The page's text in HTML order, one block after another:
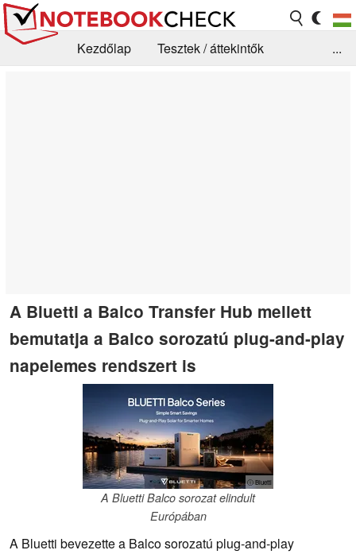
Kezdőlap
Tesztek / áttekintők
...
A Bluetti a Balco Transfer Hub mellett
bemutatja a Balco sorozatú plug-and-play
napelemes rendszert is
ⓘ Bluetti
A Bluetti Balco sorozat elindult
Európában
A Bluetti bevezette a Balco sorozatú plug-and-play